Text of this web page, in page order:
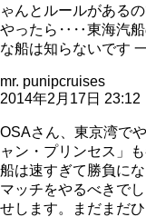
ゃんとルールがある
やったら‥‥東海汽船
な船は知らないです
mr. punipcruises
2014年2月17日 23:12
OSAさん、東京湾で
ャン・プリンセス」
船は速すぎて勝負に
マッチをやるべきで
せします。まだまだ